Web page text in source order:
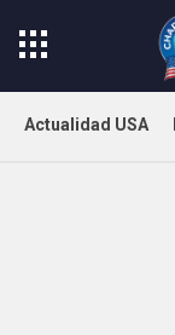
Actualidad USA